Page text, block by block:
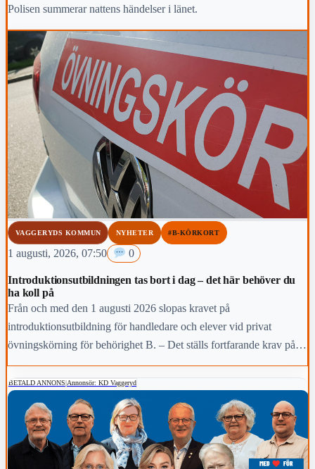
Polisen summerar nattens händelser i länet.
VAGGERYDS KOMMUN NYHETER #B-KÖRKORT
1 augusti, 2026, 07:50 0
Introduktionsutbildningen tas bort i dag – det här behöver du
ha koll på
Från och med den 1 augusti 2026 slopas kravet på
introduktionsutbildning för handledare och elever vid privat
övningskörning för behörighet B. – Det ställs fortfarande krav på
både handledare och elev. Den som ska handleda behöver skicka in
en ansökan till Transportstyrelsen och uppfylla kraven för att bli
godkänd som handledare.
BETALD ANNONS|Annonsör: KD Vaggeryd